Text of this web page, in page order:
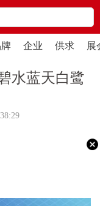
企业 供求 展
水蓝天白鹭